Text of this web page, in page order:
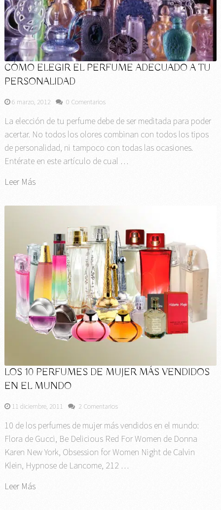
CÓMO ELEGIR EL PERFUME ADECUADO A TU
PERSONALIDAD
6 marzo, 2012 0 Comentarios
La elección de tu perfume debe de ser meditada para poder
acertar. No todos los olores combinan con todos los tipos
de personalidad, ni tampoco con todas las ocasiones.
Entérate en este artículo de cual …
Leer Más
LOS 10 PERFUMES DE MUJER MÁS VENDIDOS
EN EL MUNDO
11 diciembre, 2011 2 Comentarios
10 de los perfumes de mujer más vendidos en el mundo:
Flora de Gucci, Be Delicious Red For Women de Donna
Karen New York, Obsession for Women Night de Calvin
Klein, Hypnose de Lancome, 212 …
Leer Más